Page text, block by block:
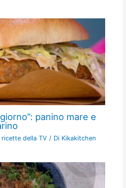
panino mare e
ricette della TV / Di Kikakitchen